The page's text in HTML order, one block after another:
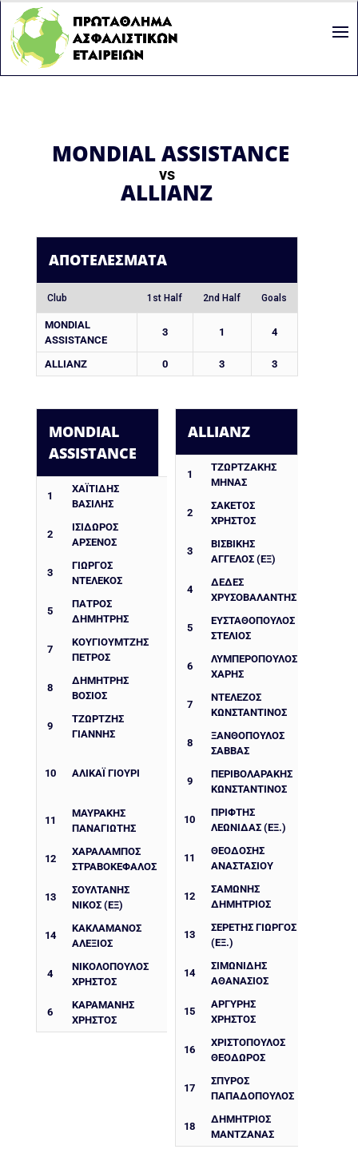
MONDIAL ASSISTANCE
vs
ALLIANZ
ΑΠΟΤΕΛΈΣΜΑΤΑ
Club 1st Half 2nd Half Goals
MONDIAL
ASSISTANCE
3 1 4
ALLIANZ 0 3 3
MONDIAL
ASSISTANCE
1
ΧΑΪΤΙΔΗΣ
ΒΑΣΙΛΗΣ
2
ΙΣΊΔΩΡΟΣ
ΑΡΣΈΝΟΣ
3
ΓΙΏΡΓΟΣ
ΝΤΕΛΈΚΟΣ
5
ΠΑΤΡΟΣ
ΔΗΜΗΤΡΗΣ
7
ΚΟΥΓΙΟΥΜΤΖΗΣ
ΠΕΤΡΟΣ
8
ΔΗΜΉΤΡΗΣ
ΒΌΣΙΟΣ
9
ΤΖΩΡΤΖΗΣ
ΓΙΑΝΝΗΣ
10 ΑΛΙΚΆΙ ΓΙΟΎΡΙ
11
ΜΑΥΡΑΚΗΣ
ΠΑΝΑΓΙΩΤΗΣ
12
ΧΑΡΆΛΑΜΠΟΣ
ΣΤΡΑΒΟΚΈΦΑΛΟΣ
13
ΣΟΥΛΤΑΝΗΣ
ΝΙΚΟΣ (ΕΞ)
14
ΚΑΚΛΑΜΆΝΟΣ
ΑΛΈΞΙΟΣ
4
ΝΙΚΟΛΟΠΟΥΛΟΣ
ΧΡΗΣΤΟΣ
6
ΚΑΡΑΜΑΝΗΣ
ΧΡΗΣΤΟΣ
ALLIANZ
1
ΤΖΩΡΤΖΑΚΗΣ
ΜΗΝΑΣ
2
ΣΑΚΕΤΟΣ
ΧΡΗΣΤΟΣ
3
ΒΙΣΒΙΚΗΣ
ΑΓΓΕΛΟΣ (ΕΞ)
4
ΔΈΔΕΣ
ΧΡΥΣΟΒΑΛΆΝΤΗΣ
5
ΕΥΣΤΑΘΌΠΟΥΛΟΣ
ΣΤΈΛΙΟΣ
6
ΛΥΜΠΕΡΟΠΟΥΛΟΣ
ΧΑΡΗΣ
7
ΝΤΕΛΈΖΟΣ
ΚΩΝΣΤΑΝΤΊΝΟΣ
8
ΞΑΝΘΟΠΟΥΛΟΣ
ΣΑΒΒΑΣ
9
ΠΕΡΙΒΟΛΑΡΆΚΗΣ
ΚΩΝΣΤΑΝΤΊΝΟΣ
10
ΠΡΙΦΤΗΣ
ΛΕΩΝΙΔΑΣ (ΕΞ.)
11
ΘΕΟΔΟΣΗΣ
ΑΝΑΣΤΑΣΙΟΥ
12
ΣΑΜΩΝΗΣ
ΔΗΜΗΤΡΙΟΣ
13
ΣΕΡΈΤΗΣ ΓΙΏΡΓΟΣ
(ΕΞ.)
14
ΣΙΜΩΝΊΔΗΣ
ΑΘΑΝΆΣΙΟΣ
15
ΑΡΓΎΡΗΣ
ΧΡΉΣΤΟΣ
16
ΧΡΙΣΤΌΠΟΥΛΟΣ
ΘΕΌΔΩΡΟΣ
17
ΣΠΎΡΟΣ
ΠΑΠΑΔΌΠΟΥΛΟΣ
18
ΔΗΜΉΤΡΙΟΣ
ΜΑΝΤΖΑΝΑΣ